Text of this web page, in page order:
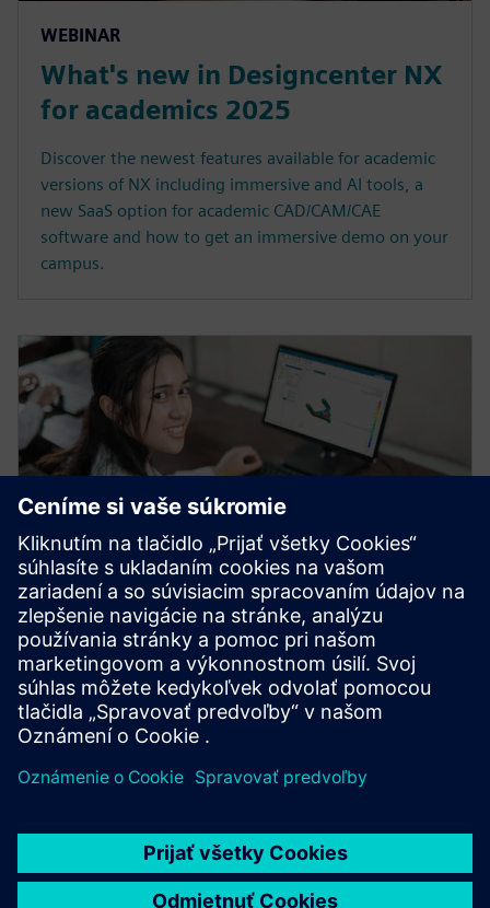
WEBINAR
What's new in Designcenter NX
for academics 2025
Discover the newest features available for academic
versions of NX including immersive and AI tools, a
new SaaS option for academic CAD/CAM/CAE
software and how to get an immersive demo on your
campus.
WEBINAR
What's new in NX Academic
2023
Join this webinar to learn about new features in NX
and the benefits of using, teaching and learning the